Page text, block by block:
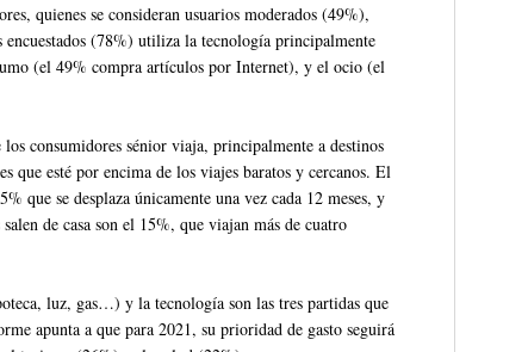
quienes se consideran usuarios moderados (49%),
(78%) utiliza la tecnología principalmente
(el 49% compra artículos por Internet), y el ocio (el
consumidores sénior viaja, principalmente a destinos
que esté por encima de los viajes baratos y cercanos. El
que se desplaza únicamente una vez cada 12 meses, y
de casa son el 15%, que viajan más de cuatro
luz, gas…) y la tecnología son las tres partidas que
apunta a que para 2021, su prioridad de gasto seguirá